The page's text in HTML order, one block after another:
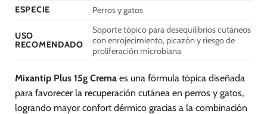
ESPECIE Perros y gatos
USO
RECOMENDADO
Soporte tópico para desequilibrios cutáneos
con enrojecimiento, picazón y riesgo de
proliferación microbiana
Mixantip Plus 15g Crema es una fórmula tópica diseñada
para favorecer la recuperación cutánea en perros y gatos,
logrando mayor confort dérmico gracias a la combinación